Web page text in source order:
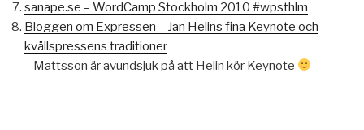
sanape.se – WordCamp Stockholm 2010 #wpsthlm
Bloggen om Expressen – Jan Helins fina Keynote och
kvällspressens traditioner
– Mattsson är avundsjuk på att Helin kör Keynote